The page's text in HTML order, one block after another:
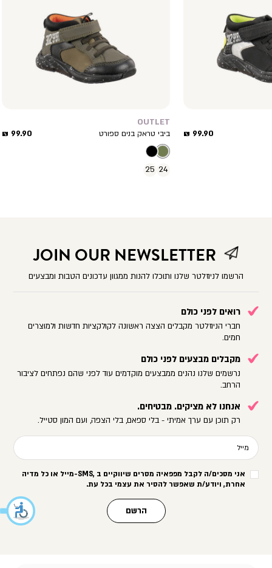
מחיר
99.90 ₪
OUTLET
ביבי טראק בנים ספורט
מחיר
99.90 ₪
24
25
JOIN OUR NEWSLETTER
הרשמו לניוזלטר שלנו ותוכלו להנות ממגוון עדכונים הטבות ומבצעים
רואים לפני כולם
חברי הניוזלטר מקבלים הצצה ראשונה לקולקציות חדשות ולמוצרים
חמים.
מקבלים מבצעים לפני כולם
נרשמים שלנו נהנים ממבצעים מוקדמים עוד לפני שהם נפתחים לציבור
הרחב.
אנחנו לא מציקים. מבטיחים.
רק תוכן עם ערך אמיתי - בלי ספאם, בלי הצפה, ועם המון סטייל.
מייל
אני מסכים/ה לקבל מפפאיה מסרים שיווקיים ב -SMS,מייל או כל מדיה
אחרת, ויודע/ת שאפשר להסיר את עצמי בכל עת.
הרשם